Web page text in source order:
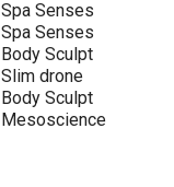
Spa Senses
Spa Senses
Body Sculpt
Slim drone
Body Sculpt
Mesoscience